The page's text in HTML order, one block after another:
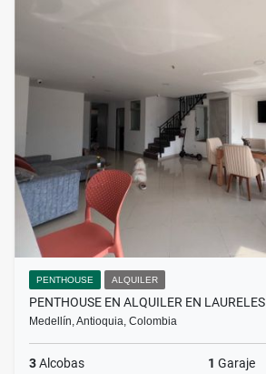
PENTHOUSE ALQUILER
PENTHOUSE EN ALQUILER EN LAURELES
Medellín, Antioquia, Colombia
3Alcobas 1 Garaje